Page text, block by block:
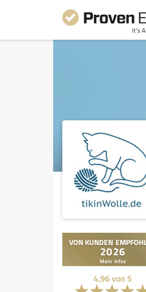
4,96von 5